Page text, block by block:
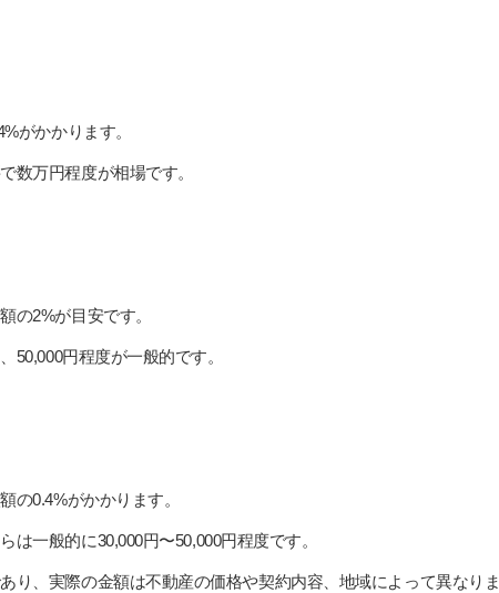
がかかります。
数万円程度が相場です。
の2%が目安です。
50,000円程度が一般的です。
の0.4%がかかります。
一般的に30,000円〜50,000円程度です。
り、実際の金額は不動産の価格や契約内容、地域によって異なり